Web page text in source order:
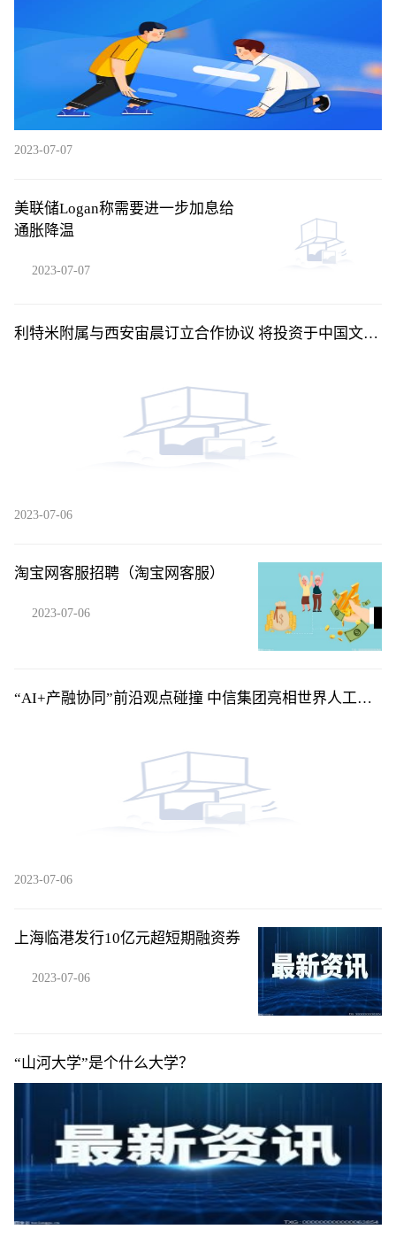
2023-07-07
美联储Logan称需要进一步加息给
通胀降温
2023-07-07
利特米附属与西安宙晨订立合作协议 将投资于中国文昌
2023-07-06
淘宝网客服招聘（淘宝网客服）
2023-07-06
“AI+产融协同”前沿观点碰撞 中信集团亮相世界人工智
2023-07-06
上海临港发行10亿元超短期融资券
2023-07-06
“山河大学”是个什么大学？